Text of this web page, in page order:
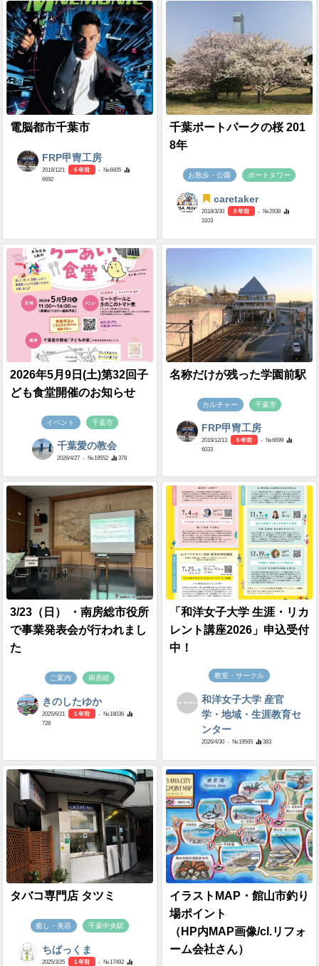
電脳都市千葉市
FRP甲冑工房
2019/12/1 6 年前
- №6605
6692
千葉ポートパークの桜 201
8年
お散歩・公園 ポートタワー
caretaker
2018/3/30 8 年前
- №2938
3103
2026年5月9日(土)第32回子
ども食堂開催のお知らせ
イベント 千葉市
千葉愛の教会
2026/4/27 - №19552 378
名称だけが残った学園前駅
カルチャー 千葉市
FRP甲冑工房
2019/12/13 6 年前
- №6699
6033
3/23（日） ・南房総市役所
で事業発表会が行われまし
た
ご案内 南房総
きのしたゆか
2025/6/21 1 年前
- №18036
728
「和洋女子大学 生涯・リカ
レント講座2026」申込受付
中！
教室・サークル
和洋女子大学 産官
学・地域・生涯教育セ
ンター
2026/4/30 - №19565 383
タバコ専門店 タツミ
癒し・美容 千葉中央駅
ちばっくま
2025/3/25 1 年前
- №17492
イラストMAP・館山市釣り
場ポイント
（HP内MAP画像/cl.リフォ
ーム会社さん）